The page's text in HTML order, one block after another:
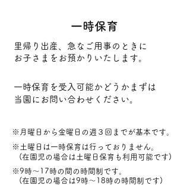
里帰り出産、急なご用事のときに
一時保育
お子さまをお預かりいたします。
一時保育を受入可能かどうかまずは
当園にお問い合わせください。
※月曜日から金曜日の週３回までが基本です。
※土曜日は一時保育は行っておりません。
(在園児の場合は土曜日保育も利用可能です)
※9時～17時の間の時間制です。
(在園児の場合は9時～18時の時間制です)